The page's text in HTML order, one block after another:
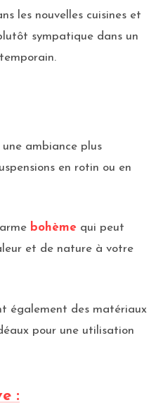
les nouvelles cuisines et
sympatique dans un
ambiance plus
en rotin ou en
bohème qui peut
et de nature à votre
également des matériaux
pour une utilisation
: